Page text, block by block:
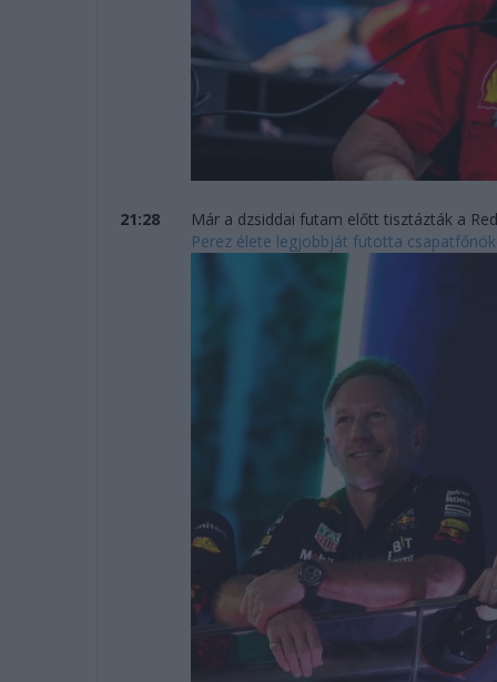
21:28 Már a dzsiddai futam előtt tisztázták a
Perez élete legjobbját futotta